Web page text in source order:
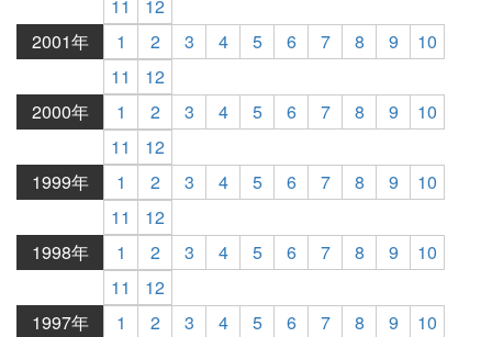
11
12
2001年
1 2 3 4 5 6 7 8 9
10
11
12
2000年
1 2 3 4 5 6 7 8 9
10
11
12
1999年
1 2 3 4 5 6 7 8 9
10
11
12
1998年
1 2 3 4 5 6 7 8 9
10
11
12
1997年
1 2 3 4 5 6 7 8 9
10